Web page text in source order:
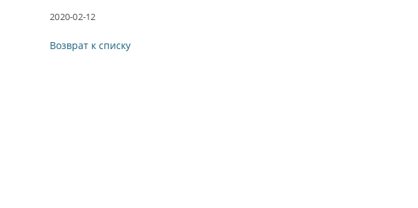
2020-02-12
Возврат к списку